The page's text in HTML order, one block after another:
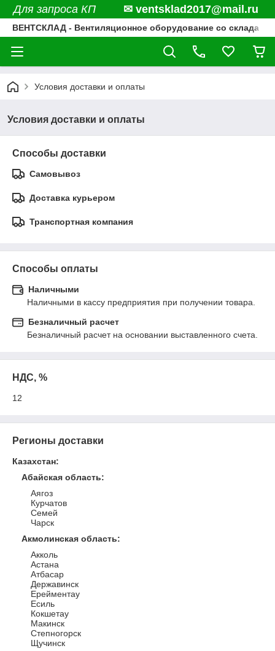
Для запроса КП ✉ ventsklad2017@mail.ru
ВЕНТСКЛАД - Вентиляционное оборудование со склада
Условия доставки и оплаты
Условия доставки и оплаты
Способы доставки
Самовывоз
Доставка курьером
Транспортная компания
Способы оплаты
Наличными
Наличными в кассу предприятия при получении товара.
Безналичный расчет
Безналичный расчет на основании выставленного счета.
НДС, %
12
Регионы доставки
Казахстан:
Абайская область:
Аягоз
Курчатов
Семей
Чарск
Акмолинская область:
Акколь
Астана
Атбасар
Державинск
Ерейментау
Есиль
Кокшетау
Макинск
Степногорск
Щучинск